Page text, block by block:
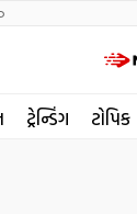
ટ્રેન્ડિંગ ટોપિક